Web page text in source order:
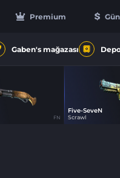
Premium
Gaben's mağazası
FN 1
Five-SeveN
Scrawl